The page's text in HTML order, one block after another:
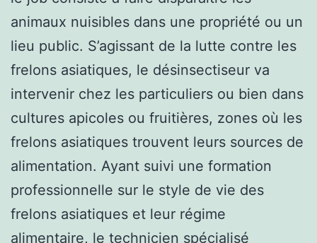
animaux nuisibles dans une propriété ou un
lieu public. S’agissant de la lutte contre les
frelons asiatiques, le désinsectiseur va
intervenir chez les particuliers ou bien dans
cultures apicoles ou fruitières, zones où les
frelons asiatiques trouvent leurs sources de
alimentation. Ayant suivi une formation
professionnelle sur le style de vie des
frelons asiatiques et leur régime
alimentaire, le technicien spécialisé